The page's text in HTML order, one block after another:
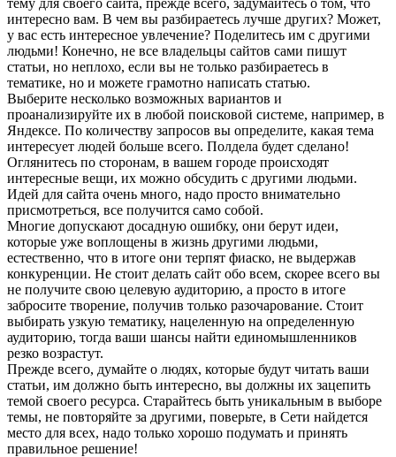
интересно вам. В чем вы разбираетесь лучше других? Может,
у вас есть интересное увлечение? Поделитесь им с другими
людьми! Конечно, не все владельцы сайтов сами пишут
статьи, но неплохо, если вы не только разбираетесь в
тематике, но и можете грамотно написать статью.
Выберите несколько возможных вариантов и
проанализируйте их в любой поисковой системе, например, в
Яндексе. По количеству запросов вы определите, какая тема
интересует людей больше всего. Полдела будет сделано!
Оглянитесь по сторонам, в вашем городе происходят
интересные вещи, их можно обсудить с другими людьми.
Идей для сайта очень много, надо просто внимательно
присмотреться, все получится само собой.
Многие допускают досадную ошибку, они берут идеи,
которые уже воплощены в жизнь другими людьми,
естественно, что в итоге они терпят фиаско, не выдержав
конкуренции. Не стоит делать сайт обо всем, скорее всего вы
не получите свою целевую аудиторию, а просто в итоге
забросите творение, получив только разочарование. Стоит
выбирать узкую тематику, нацеленную на определенную
аудиторию, тогда ваши шансы найти единомышленников
резко возрастут.
Прежде всего, думайте о людях, которые будут читать ваши
статьи, им должно быть интересно, вы должны их зацепить
темой своего ресурса. Старайтесь быть уникальным в выборе
темы, не повторяйте за другими, поверьте, в Сети найдется
место для всех, надо только хорошо подумать и принять
правильное решение!